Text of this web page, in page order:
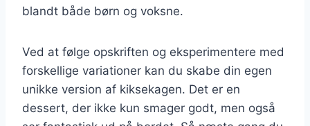
blandt både børn og voksne.
Ved at følge opskriften og eksperimentere med
forskellige variationer kan du skabe din egen
unikke version af kiksekagen. Det er en
dessert, der ikke kun smager godt, men også